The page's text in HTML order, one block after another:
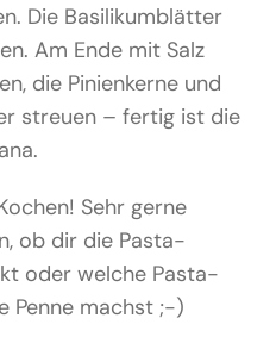
Die Basilikumblätter
Am Ende mit Salz
die Pinienkerne und
streuen – fertig ist die
Sehr gerne
ob dir die Pasta-
oder welche Pasta-
Penne machst ;-)